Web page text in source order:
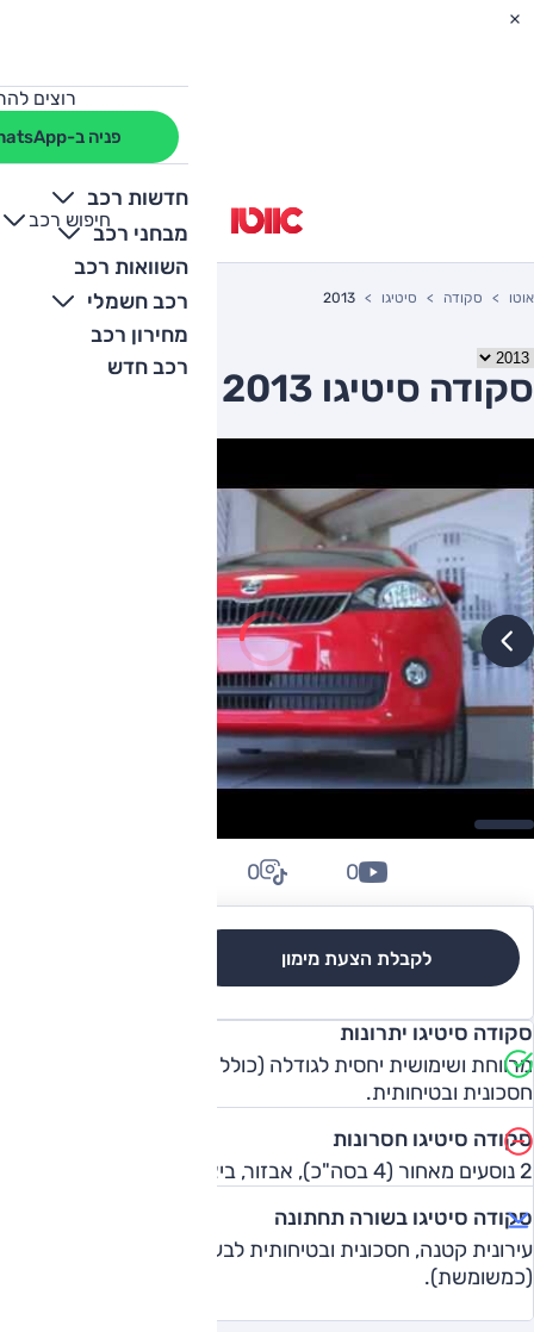
רוצים
פניה ב-WhatsApp
חדשות רכב
מבחני רכב
השוואות רכב
רכב חשמלי
מחירון רכב
רכב חדש
חיפוש רכב
+
-
אוטו סקודה סיטיגו 2013
סקודה סיטיגו 2013 יד שניה
לקבלת הצעת מימון
0
0
סקודה סיטיגו יתרונות
מרווחת ושימושית יחסית לגודלה (כולל תא מטען), נוחות נסיעה,
חסכונית ובטיחותית.
סקודה סיטיגו חסרונות
2 נוסעים מאחור (4 בסה"כ), אבזור, ביצועים מחוץ לעיר.
סקודה סיטיגו בשורה תחתונה
עירונית קטנה, חסכונית ובטיחותית לבעלי תקציב מוגבל
(כמשומשת).